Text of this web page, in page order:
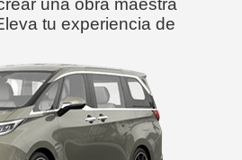
una obra maestra
tu experiencia de